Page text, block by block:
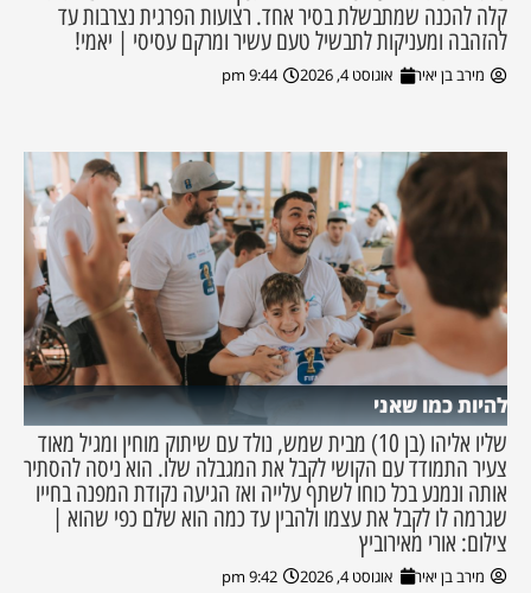
קלה להכנה שמתבשלת בסיר אחד. רצועות הפרגית נצרבות עד
להזהבה ומעניקות לתבשיל טעם עשיר ומרקם עסיסי | יאמי!
מירב בן יאיר אוגוסט 4, 2026 9:44 pm
להיות כמו שאני
שליו אליהו (בן 10) מבית שמש, נולד עם שיתוק מוחין ומגיל מאוד
צעיר התמודד עם הקושי לקבל את המגבלה שלו. הוא ניסה להסתיר
אותה ונמנע בכל כוחו לשתף עלייה ואז הגיעה נקודת המפנה בחייו
שגרמה לו לקבל את עצמו ולהבין עד כמה הוא שלם כפי שהוא |
צילום: אורי מאירוביץ
מירב בן יאיר אוגוסט 4, 2026 9:42 pm